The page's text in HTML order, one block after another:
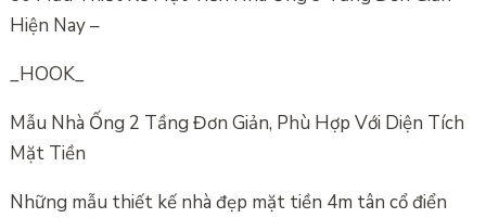
Hiện Nay –
_HOOK_
Mẫu Nhà Ống 2 Tầng Đơn Giản, Phù Hợp Với Diện Tích
Mặt Tiền
Những mẫu thiết kế nhà đẹp mặt tiền 4m tân cổ điển